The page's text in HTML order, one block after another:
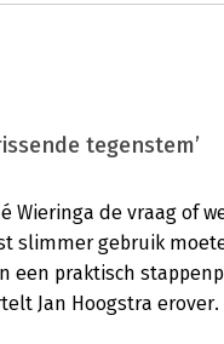
tegenstem’
Wieringa de vraag of
slimmer gebruik
een praktisch
Jan Hoogstra erover.